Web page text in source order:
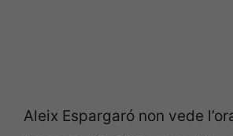
Aleix Espargaró non vede